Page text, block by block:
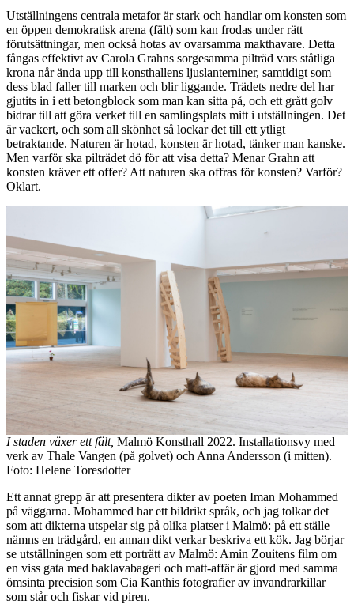
Utställningens centrala metafor är stark och handlar om konsten som
en öppen demokratisk arena (fält) som kan frodas under rätt
förutsättningar, men också hotas av ovarsamma makthavare. Detta
fångas effektivt av Carola Grahns sorgesamma pilträd vars ståtliga
krona når ända upp till konsthallens ljuslanterniner, samtidigt som
dess blad faller till marken och blir liggande. Trädets nedre del har
gjutits in i ett betongblock som man kan sitta på, och ett grått golv
bidrar till att göra verket till en samlingsplats mitt i utställningen. Det
är vackert, och som all skönhet så lockar det till ett ytligt
betraktande. Naturen är hotad, konsten är hotad, tänker man kanske.
Men varför ska pilträdet dö för att visa detta? Menar Grahn att
konsten kräver ett offer? Att naturen ska offras för konsten? Varför?
Oklart.
I staden växer ett fält, Malmö Konsthall 2022. Installationsvy med
verk av Thale Vangen (på golvet) och Anna Andersson (i mitten).
Foto: Helene Toresdotter
Ett annat grepp är att presentera dikter av poeten Iman Mohammed
på väggarna. Mohammed har ett bildrikt språk, och jag tolkar det
som att dikterna utspelar sig på olika platser i Malmö: på ett ställe
nämns en trädgård, en annan dikt verkar beskriva ett kök. Jag börjar
se utställningen som ett porträtt av Malmö: Amin Zouitens film om
en viss gata med baklavabageri och matt-affär är gjord med samma
ömsinta precision som Cia Kanthis fotografier av invandrarkillar
som står och fiskar vid piren.